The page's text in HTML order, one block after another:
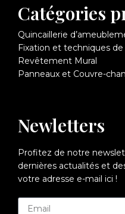
Catégories
Quincaillerie
Fixation et techniques de
Revêtement Mural
Panneaux et Couvre-
Newletters
Profitez de notre
dernières actualités et
votre adresse e-mail ici !